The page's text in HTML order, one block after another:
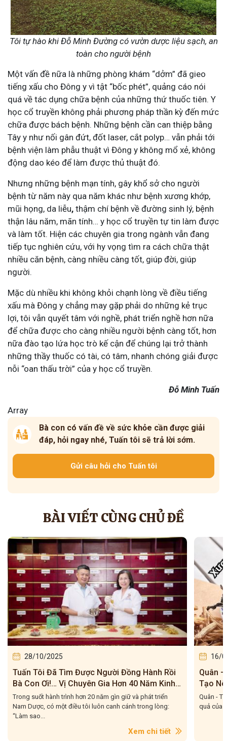
Tôi tự hào khi Đỗ Minh Đường có vườn dược liệu sạch, an
toàn cho người bệnh
Một vấn đề nữa là những phòng khám “dởm” đã gieo
tiếng xấu cho Đông y vì tật “bốc phét”, quảng cáo nói
quá về tác dụng chữa bệnh của những thứ thuốc tiên. Y
học cổ truyền không phải phương pháp thần kỳ đến mức
chữa được bách bệnh. Những bệnh cần can thiệp bằng
Tây y như nối gân đứt, đốt laser, cắt polyp… vẫn phải tới
bệnh viện làm phẫu thuật vì Đông y không mổ xẻ, không
động dao kéo để làm được thủ thuật đó.
Nhưng những bệnh mạn tính, gây khổ sở cho người
bệnh từ năm này qua năm khác như bệnh xương khớp,
mũi họng, da liễu, thậm chí bệnh về đường sinh lý, bệnh
thận lâu năm, mãn tính… y học cổ truyền tự tin làm được
và làm tốt. Hiện các chuyên gia trong ngành vẫn đang
tiếp tục nghiên cứu, với hy vọng tìm ra cách chữa thật
nhiều căn bệnh, càng nhiều càng tốt, giúp đời, giúp
người.
Mặc dù nhiều khi không khỏi chạnh lòng về điều tiếng
xấu mà Đông y chẳng may gặp phải do những kẻ trục
lợi, tôi vẫn quyết tâm với nghề, phát triển nghề hơn nữa
để chữa được cho càng nhiều người bệnh càng tốt, hơn
nữa đào tạo lứa học trò kế cận để chúng lại trở thành
những thầy thuốc có tài, có tâm, nhanh chóng giải được
nỗi “oan thấu trời” của y học cổ truyền.
Đỗ Minh Tuấn
Array
Bà con có vấn đề về sức khỏe cần được giải
đáp, hỏi ngay nhé, Tuấn tôi sẽ trả lời sớm.
Gửi câu hỏi cho Tuấn tôi
BÀI VIẾT CÙNG CHỦ ĐỀ
28/10/2025
Tuấn Tôi Đã Tìm Được Người Đồng Hành Rồi
Bà Con Ơi!… Vị Chuyên Gia Hơn 40 Năm Kinh
Nghiệm
Trong suốt hành trình hơn 20 năm gìn giữ và phát triển
Nam Dược, có một điều tôi luôn canh cánh trong lòng:
“Làm sao...
Xem chi tiết
16/
Quân
Tạo
Của
Quân -
quả của